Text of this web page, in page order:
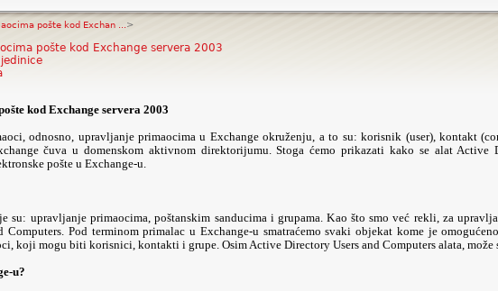
pošte kod Exchan ... >
pošte kod Exchange servera 2003
kod Exchange servera 2003
odnosno, upravljanje primaocima u Exchange okruženju, a to su: korisnik (user), kontakt
čuva u domenskom aktivnom direktorijumu. Stoga ćemo prikazati kako se alat Active
pošte u Exchange-u.
su: upravljanje primaocima, poštanskim sanducima i grupama. Kao što smo već rekli, za
Computers. Pod terminom primalac u Exchange-u smatraćemo svaki objekat kome je
koji mogu biti korisnici, kontakti i grupe. Osim Active Directory Users and Computers alata,
u?